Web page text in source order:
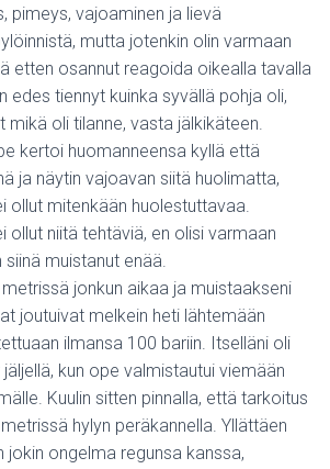
pimeys, vajoaminen ja lievä
mutta jotenkin olin varmaan
etten osannut reagoida oikealla tavalla
edes tiennyt kuinka syvällä pohja oli,
mikä oli tilanne, vasta jälkikäteen.
kertoi huomanneensa kyllä että
ja näytin vajoavan siitä huolimatta,
ollut mitenkään huolestuttavaa.
ollut niitä tehtäviä, en olisi varmaan
muistanut enää.
jonkun aikaa ja muistaakseni
joutuivat melkein heti lähtemään
ilmansa 100 bariin. Itselläni oli
kun ope valmistautui viemään
Kuulin sitten pinnalla, että tarkoitus
hylyn peräkannella. Yllättäen
jokin ongelma regunsa kanssa,